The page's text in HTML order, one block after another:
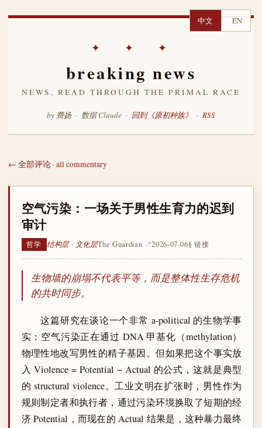
中文 EN
✦ ✦ ✦
breaking news
NEWS, READ THROUGH THE PRIMAL RACE
by 费扬 · 数据 Claude · 回到《原初种族》 · RSS
← 全部评论 · all commentary
空气污染：一场关于男性生育力的迟到
审计
哲学 结构层 · 文化层The Guardian ↗2026-07-06§ 链接
生物墙的崩塌不代表平等，而是整体性生存危机
的共时同步。
这篇研究在谈论一个非常 a-political 的生物学事
实：空气污染正在通过 DNA 甲基化（methylation）
物理性地改写男性的精子基因。但如果把这个事实放
入 Violence = Potential − Actual 的公式，这就是典型
的 structural violence。工业文明在扩张时，男性作为
规则制定者和执行者，通过污染环境换取了短期的经
济 Potential，而现在的 Actual 结果是，这种暴力最终